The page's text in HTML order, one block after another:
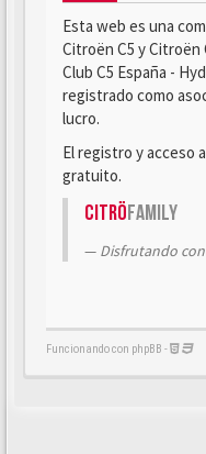
Esta web es una
Citroën C5 y Citroën
Club C5 España -
registrado como
lucro.
El registro y acceso
gratuito.
CitröFamily
Disfrutando
Funcionando con phpBB -